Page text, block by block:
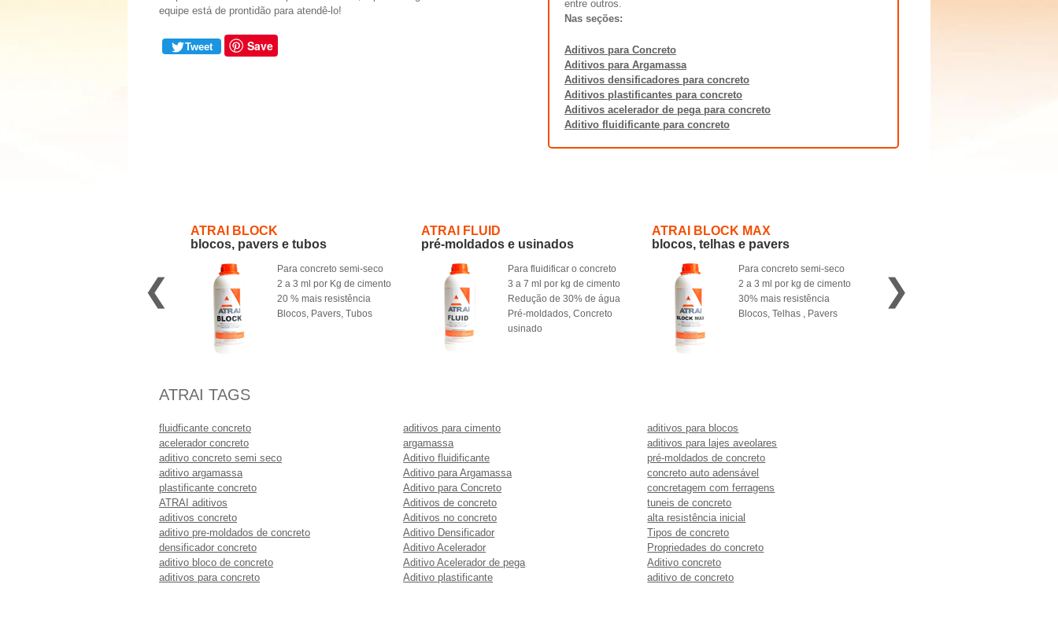
equipe está de prontidão para atendê-lo!
Tweet Save
entre outros.
Nas seções:
Aditivos para Concreto
Aditivos para Argamassa
Aditivos densificadores para concreto
Aditivos plastificantes para concreto
Aditivos acelerador de pega para concreto
Aditivo fluidificante para concreto
ATRAI BLOCK
blocos, pavers e tubos
Para concreto semi-seco
2 a 3 ml por Kg de cimento
20 % mais resistência
Blocos, Pavers, Tubos
ATRAI FLUID
pré-moldados e usinados
Para fluidificar o concreto
3 a 7 ml por kg de cimento
Redução de 30% de água
Pré-moldados, Concreto
usinado
ATRAI BLOCK MAX
blocos, telhas e pavers
Para concreto semi-seco
2 a 3 ml por kg de cimento
30% mais resistência
Blocos, Telhas , Pavers
❮ ❯
ATRAI TAGS
fluidficante concreto
acelerador concreto
aditivo concreto semi seco
aditivo argamassa
plastificante concreto
ATRAI aditivos
aditivos concreto
aditivo pre-moldados de concreto
densificador concreto
aditivo bloco de concreto
aditivos para concreto
aditivos para cimento
argamassa
Aditivo fluidificante
Aditivo para Argamassa
Aditivo para Concreto
Aditivos de concreto
Aditivos no concreto
Aditivo Densificador
Aditivo Acelerador
Aditivo Acelerador de pega
Aditivo plastificante
aditivos para blocos
aditivos para lajes aveolares
pré-moldados de concreto
concreto auto adensável
concretagem com ferragens
tuneis de concreto
alta resistência inicial
Tipos de concreto
Propriedades do concreto
Aditivo concreto
aditivo de concreto